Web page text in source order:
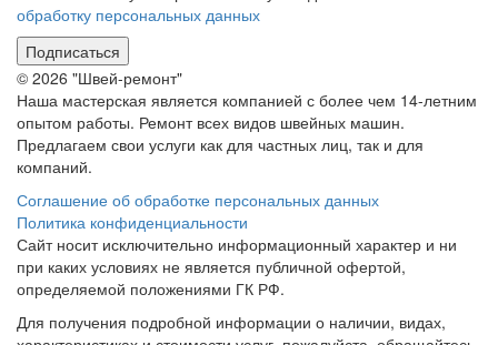
обработку персональных данных
Подписаться
© 2026 "Швей-ремонт"
Наша мастерская является компанией с более чем 14-летним
опытом работы. Ремонт всех видов швейных машин.
Предлагаем свои услуги как для частных лиц, так и для
компаний.
Соглашение об обработке персональных данных
Политика конфиденциальности
Сайт носит исключительно информационный характер и ни
при каких условиях не является публичной офертой,
определяемой положениями ГК РФ.
Для получения подробной информации о наличии, видах,